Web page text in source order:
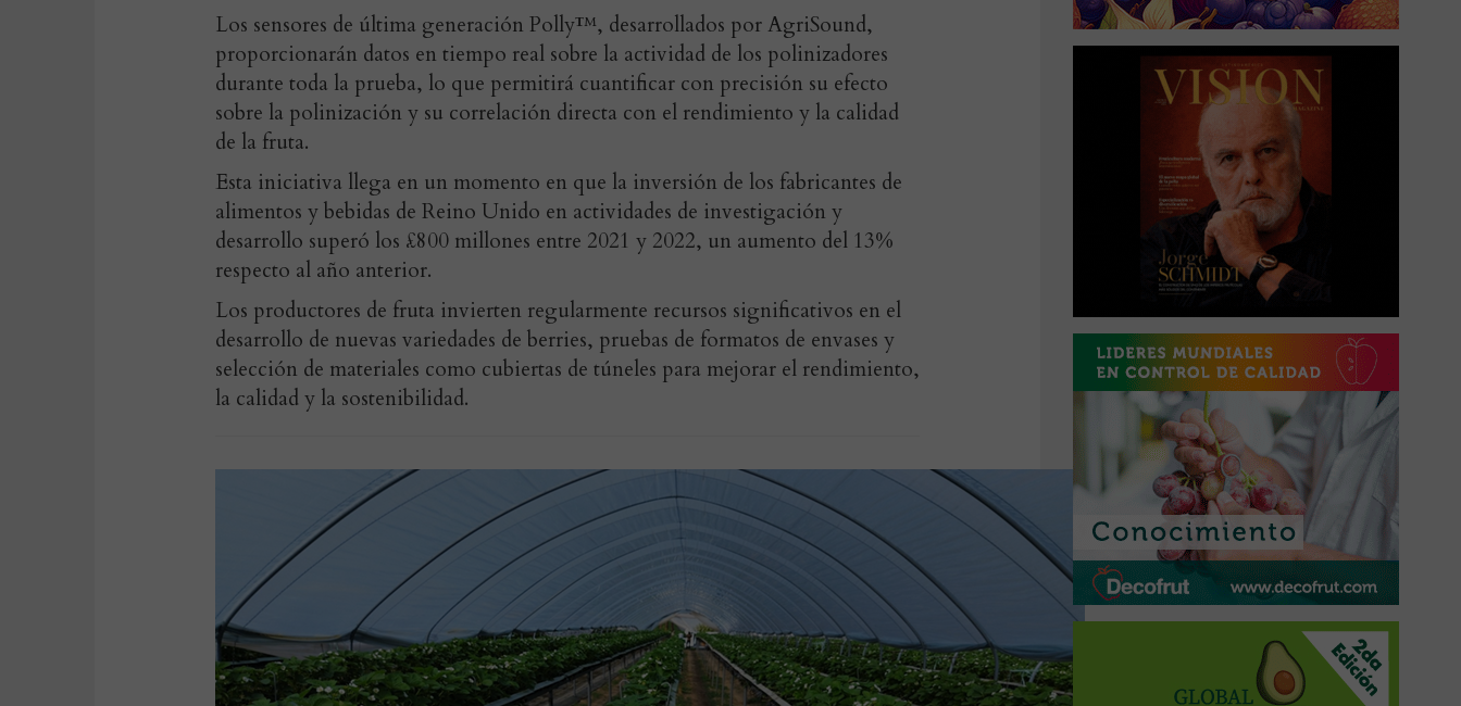
Los sensores de última generación Polly™, desarrollados por AgriSound,
proporcionarán datos en tiempo real sobre la actividad de los polinizadores
durante toda la prueba, lo que permitirá cuantificar con precisión su efecto
sobre la polinización y su correlación directa con el rendimiento y la calidad
de la fruta.
Esta iniciativa llega en un momento en que la inversión de los fabricantes de
alimentos y bebidas de Reino Unido en actividades de investigación y
desarrollo superó los £800 millones entre 2021 y 2022, un aumento del 13%
respecto al año anterior.
Los productores de fruta invierten regularmente recursos significativos en el
desarrollo de nuevas variedades de berries, pruebas de formatos de envases y
selección de materiales como cubiertas de túneles para mejorar el rendimiento,
la calidad y la sostenibilidad.